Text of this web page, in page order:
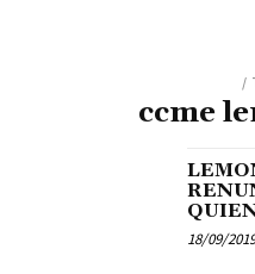
/
ccme
18/09/